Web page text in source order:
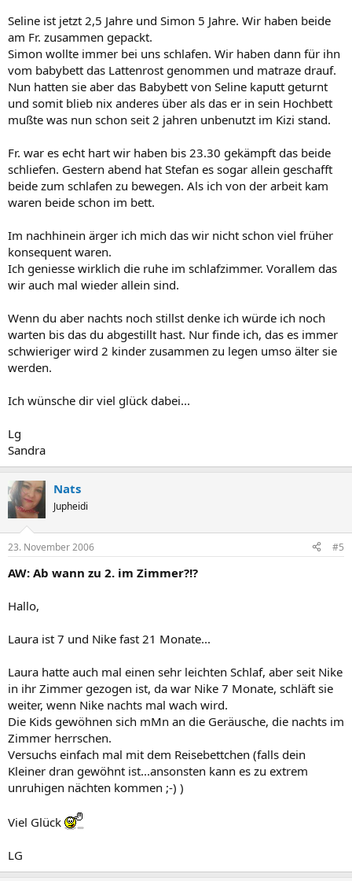
Seline ist jetzt 2,5 Jahre und Simon 5 Jahre. Wir haben beide
am Fr. zusammen gepackt.
Simon wollte immer bei uns schlafen. Wir haben dann für ihn
vom babybett das Lattenrost genommen und matraze drauf.
Nun hatten sie aber das Babybett von Seline kaputt geturnt
und somit blieb nix anderes über als das er in sein Hochbett
mußte was nun schon seit 2 jahren unbenutzt im Kizi stand.
Fr. war es echt hart wir haben bis 23.30 gekämpft das beide
schliefen. Gestern abend hat Stefan es sogar allein geschafft
beide zum schlafen zu bewegen. Als ich von der arbeit kam
waren beide schon im bett.
Im nachhinein ärger ich mich das wir nicht schon viel früher
konsequent waren.
Ich geniesse wirklich die ruhe im schlafzimmer. Vorallem das
wir auch mal wieder allein sind.
Wenn du aber nachts noch stillst denke ich würde ich noch
warten bis das du abgestillt hast. Nur finde ich, das es immer
schwieriger wird 2 kinder zusammen zu legen umso älter sie
werden.
Ich wünsche dir viel glück dabei...
Lg
Sandra
Nats
Jupheidi
23. November 2006 #5
AW: Ab wann zu 2. im Zimmer?!?
Hallo,
Laura ist 7 und Nike fast 21 Monate...
Laura hatte auch mal einen sehr leichten Schlaf, aber seit Nike
in ihr Zimmer gezogen ist, da war Nike 7 Monate, schläft sie
weiter, wenn Nike nachts mal wach wird.
Die Kids gewöhnen sich mMn an die Geräusche, die nachts im
Zimmer herrschen.
Versuchs einfach mal mit dem Reisebettchen (falls dein
Kleiner dran gewöhnt ist...ansonsten kann es zu extrem
unruhigen nächten kommen ;-) )
Viel Glück
LG